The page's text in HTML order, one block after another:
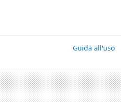
Guida all'uso